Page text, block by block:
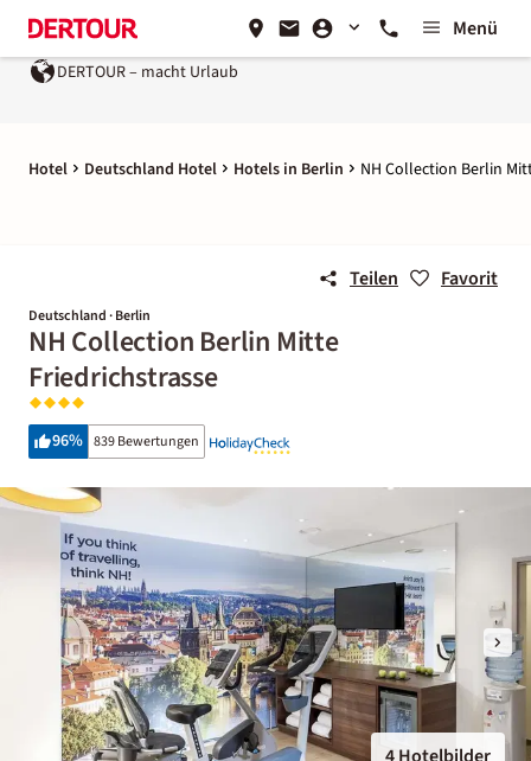
Menü
DERTOUR – macht Urlaub
Hotel Deutschland Hotel Hotels in Berlin NH Collection Berlin
Teilen Favorit
Deutschland · Berlin
NH Collection Berlin Mitte
Friedrichstrasse
96% 839 Bewertungen